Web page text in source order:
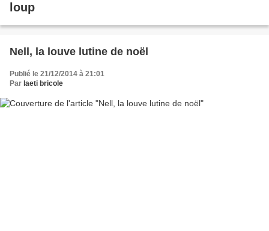
loup
Nell, la louve lutine de noël
Publié le 21/12/2014 à 21:01
Par laeti bricole